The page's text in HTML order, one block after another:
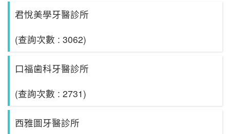
君悅美學牙醫診所
(查詢次數 : 3062)
口福歯科牙醫診所
(查詢次數 : 2731)
西雅圖牙醫診所